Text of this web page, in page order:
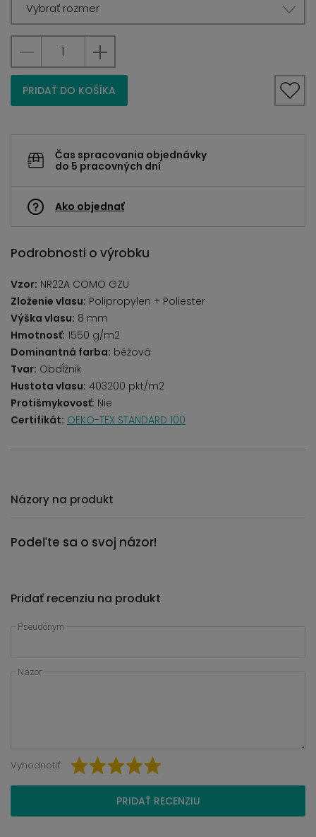
Vybrať rozmer
PRIDAŤ DO KOŠÍKA
Čas spracovania objednávky
do 5 pracovných dní
Ako objednať
Podrobnosti o výrobku
Vzor: NR22A COMO GZU
Zloženie vlasu: Polipropylen + Poliester
Výška vlasu: 8 mm
Hmotnosť: 1550 g/m2
Dominantná farba: béžová
Tvar: Obdĺžnik
Hustota vlasu: 403200 pkt/m2
Protišmykovosť: Nie
Certifikát: OEKO-TEX STANDARD 100
Názory na produkt
Podeľte sa o svoj názor!
Pridať recenziu na produkt
Pseudónym
Názor
Vyhodnotiť:
PRIDAŤ RECENZIU